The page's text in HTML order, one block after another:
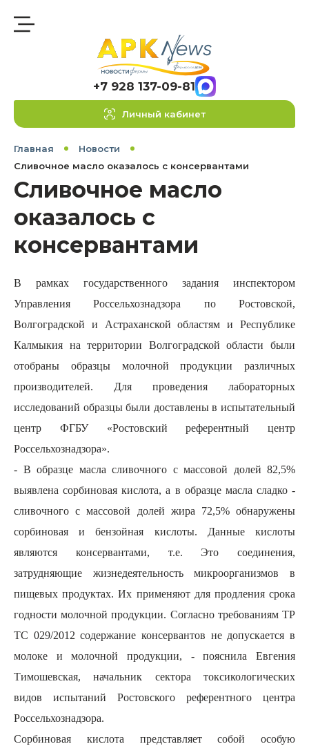
+7 928 137-09-81
Личный кабинет
Главная
Новости
Сливочное масло оказалось с консервантами
Сливочное масло
оказалось с
консервантами
В рамках государственного задания инспектором
Управления Россельхознадзора по Ростовской,
Волгоградской и Астраханской областям и Республике
Калмыкия на территории Волгоградской области были
отобраны образцы молочной продукции различных
производителей. Для проведения лабораторных
исследований образцы были доставлены в испытательный
центр ФГБУ «Ростовский референтный центр
Россельхознадзора».
- В образце масла сливочного с массовой долей 82,5%
выявлена сорбиновая кислота, а в образце масла сладко -
сливочного с массовой долей жира 72,5% обнаружены
сорбиновая и бензойная кислоты. Данные кислоты
являются консервантами, т.е. Это соединения,
затрудняющие жизнедеятельность микроорганизмов в
пищевых продуктах. Их применяют для продления срока
годности молочной продукции. Согласно требованиям ТР
ТС 029/2012 содержание консервантов не допускается в
молоке и молочной продукции, - пояснила Евгения
Тимошевская, начальник сектора токсикологических
видов испытаний Ростовского референтного центра
Россельхознадзора.
Сорбиновая кислота представляет собой особую